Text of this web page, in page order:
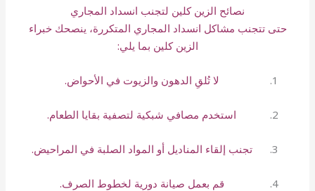
نصائح الزين كلين لتجنب انسداد المجاري
حتى تتجنب مشاكل انسداد المجاري المتكررة، ينصحك خبراء
الزين كلين بما يلي:
لا تُلقِ الدهون والزيوت في الأحواض.
استخدم مصافي شبكية لتصفية بقايا الطعام.
تجنب إلقاء المناديل أو المواد الصلبة في المراحيض.
قم بعمل صيانة دورية لخطوط الصرف.